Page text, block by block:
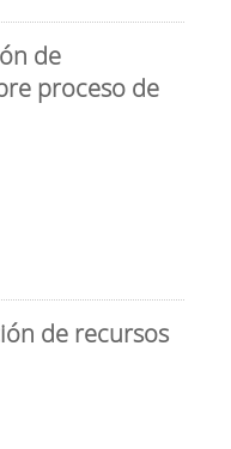
de
proceso de
de recursos